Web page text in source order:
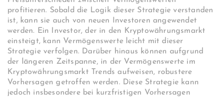
profitieren. Sobald die Logik dieser Strategie verstanden
ist, kann sie auch von neuen Investoren angewendet
werden. Ein Investor, der in den Kryptowährungsmarkt
einsteigt, kann Vermögenswerte leicht mit dieser
Strategie verfolgen. Darüber hinaus können aufgrund
der längeren Zeitspanne, in der Vermögenswerte im
Kryptowährungsmarkt Trends aufweisen, robustere
Vorhersagen getroffen werden. Diese Strategie kann
jedoch insbesondere bei kurzfristigen Vorhersagen